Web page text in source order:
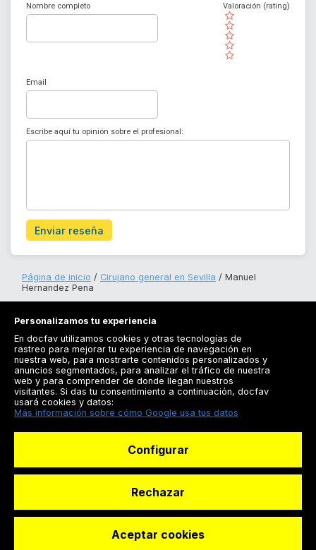
Nombre completo
( )
( )
( )
( )
( )
Valoración (rating)
Email
Escribe aquí tu opinión sobre el profesional:
Enviar reseña
Página de inicio Cirujano general en Sevilla
Manuel
Hernandez Pena
Registrarse
Docfav
© Dashboard Technologies S.L
Personalizamos tu experiencia
En docfav utilizamos cookies y otras tecnologías de
rastreo para mejorar tu experiencia de navegación en
nuestra web, para mostrarte contenidos personalizados y
anuncios segmentados, para analizar el tráfico de nuestra
web y para comprender de donde llegan nuestros
visitantes. Si das tu consentimiento a continuación, docfav
usará cookies y datos:
Más información sobre cómo Google usa tus datos
Configurar
Rechazar
Aceptar cookies